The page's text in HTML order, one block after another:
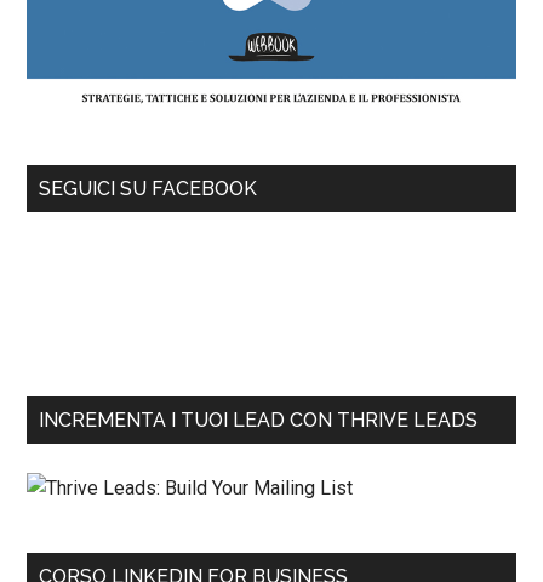
SEGUICI SU FACEBOOK
INCREMENTA I TUOI LEAD CON THRIVE LEADS
CORSO LINKEDIN FOR BUSINESS